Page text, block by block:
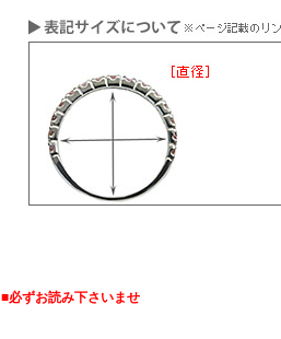
■必ずお読み下さいませ